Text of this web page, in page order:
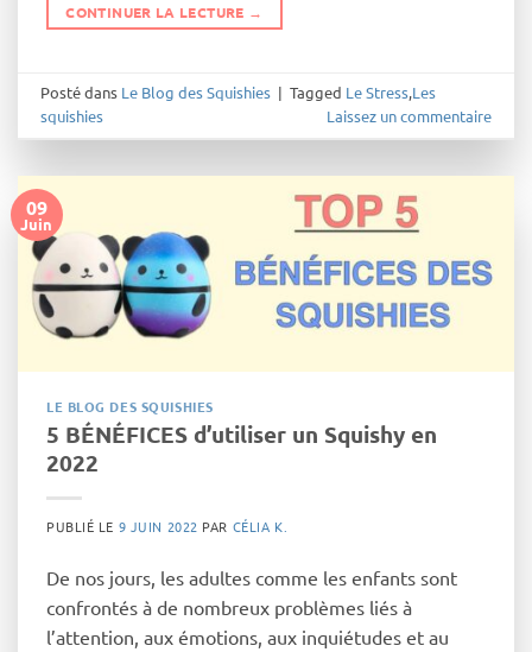
CONTINUER LA LECTURE →
Posté dans Le Blog des Squishies | Tagged Le Stress,Les
squishies
Laissez un commentaire
09
Juin
LE BLOG DES SQUISHIES
5 BÉNÉFICES d’utiliser un Squishy en
2022
PUBLIÉ LE 9 JUIN 2022 PAR CÉLIA K.
De nos jours, les adultes comme les enfants sont
confrontés à de nombreux problèmes liés à
l’attention, aux émotions, aux inquiétudes et au